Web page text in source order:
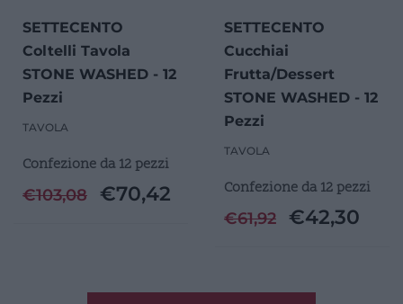
SETTECENTO
Coltelli Tavola
STONE WASHED - 12
Pezzi
TAVOLA
Confezione da 12 pezzi
€103,08 €70,42
SETTECENTO
Cucchiai
Frutta/Dessert
STONE WASHED - 12
Pezzi
TAVOLA
Confezione da 12 pezzi
€61,92 €42,30